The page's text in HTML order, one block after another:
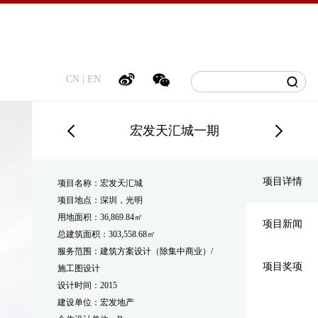
CN EN
宏发天汇城一期
项目名称：宏发天汇城
项目地点：深圳，光明
用地面积：36,869.84㎡
总建筑面积：303,558.68㎡
服务范围：建筑方案设计（除集中商业）/
施工图设计
设计时间：2015
建设单位：宏发地产
项目详情
项目新闻
项目奖项